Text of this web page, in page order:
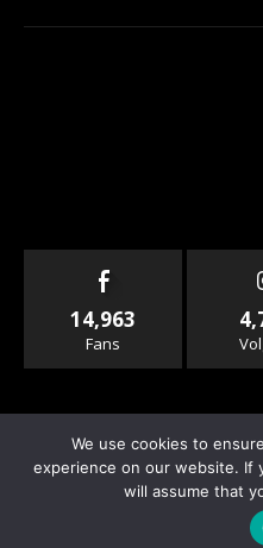
14,963
Fans
Info
We use cookies to
experience on our website. If
will assume that